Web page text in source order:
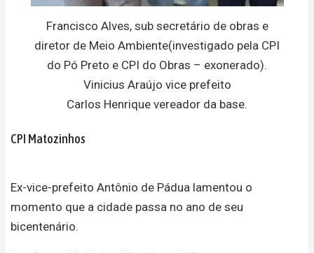
Francisco Alves, sub secretário de obras e
diretor de Meio Ambiente(investigado pela CPI
do Pó Preto e CPI do Obras – exonerado).
Vinicius Araújo vice prefeito
Carlos Henrique vereador da base.
CPI Matozinhos
Ex-vice-prefeito Antônio de Pádua lamentou o
momento que a cidade passa no ano de seu
bicentenário.